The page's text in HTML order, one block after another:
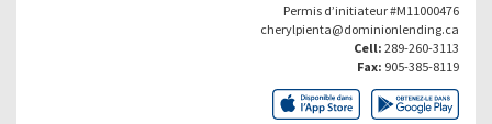
Permis d’initiateur #M11000476
cherylpienta@dominionlending.ca
Cell: 289-260-3113
Fax: 905-385-8119